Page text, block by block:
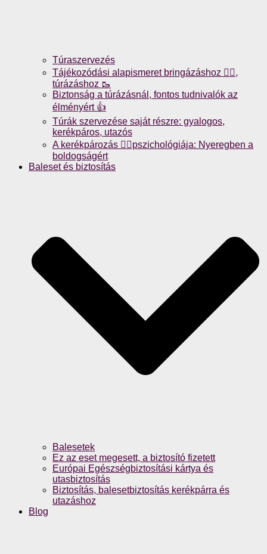
Túraszervezés
Tájékozódási alapismeret bringázáshoz 🚴‍♀️,
túrázáshoz 🥾
Biztonság a túrázásnál, fontos tudnivalók az
élményért 👍
Túrák szervezése saját részre: gyalogos,
kerékpáros, utazós
A kerékpározás 🚴‍♀️pszichológiája: Nyeregben a
boldogságért
Baleset és biztosítás
Balesetek
Ez az eset megesett, a biztosító fizetett
Európai Egészségbiztosítási kártya és
utasbiztosítás
Biztosítás, balesetbiztosítás kerékpárra és
utazáshoz
Blog